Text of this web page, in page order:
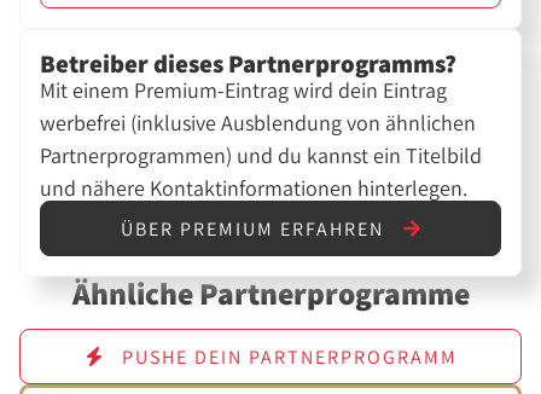
Betreiber dieses Partnerprogramms?
Mit einem Premium-Eintrag wird dein Eintrag
werbefrei (inklusive Ausblendung von ähnlichen
Partnerprogrammen) und du kannst ein Titelbild
und nähere Kontaktinformationen hinterlegen.
ÜBER PREMIUM ERFAHREN
Ähnliche Partnerprogramme
PUSHE DEIN PARTNERPROGRAMM